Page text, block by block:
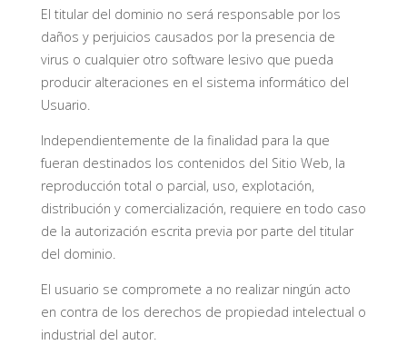
El titular del dominio no será responsable por los
daños y perjuicios causados por la presencia de
virus o cualquier otro software lesivo que pueda
producir alteraciones en el sistema informático del
Usuario.
Independientemente de la finalidad para la que
fueran destinados los contenidos del Sitio Web, la
reproducción total o parcial, uso, explotación,
distribución y comercialización, requiere en todo caso
de la autorización escrita previa por parte del titular
del dominio.
El usuario se compromete a no realizar ningún acto
en contra de los derechos de propiedad intelectual o
industrial del autor.